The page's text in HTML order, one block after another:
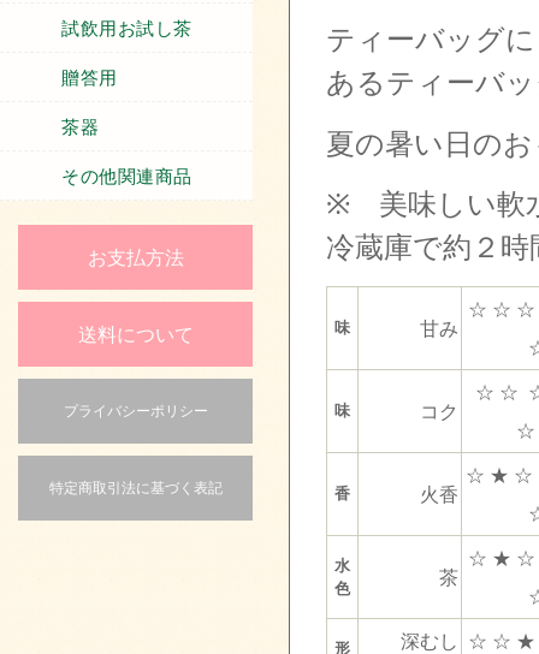
試飲用お試し茶
贈答用
茶器
その他関連商品
お支払方法
送料について
プライバシーポリシー
特定商取引法に基づく表記
ティーバッグ
あるティーバ
夏の暑い日の
※ 美味しい軟
冷蔵庫で約２
味 甘み
☆ ☆
味 コク
☆ ☆
☆
香 火香
☆ ★
水
色
茶
☆ ★
形
深むし ☆ ☆